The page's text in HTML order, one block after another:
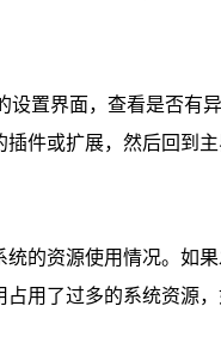
设置界面，查看是否有
件或扩展，然后回到
的资源使用情况。如
用了过多的系统资源